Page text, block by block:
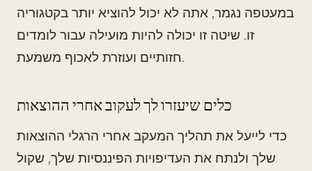
במעטפה נגמר, אתה לא יכול להוציא יותר בקטגוריה
זו. שיטה זו יכולה להיות מועילה עבור לומדים
חזותיים ועוזרת לאכוף משמעת.
כלים שיעזרו לך לעקוב אחרי ההוצאות
כדי לייעל את תהליך המעקב אחרי הרגלי ההוצאות
שלך ולנתח את העדיפויות הפיננסיות שלך, שקול